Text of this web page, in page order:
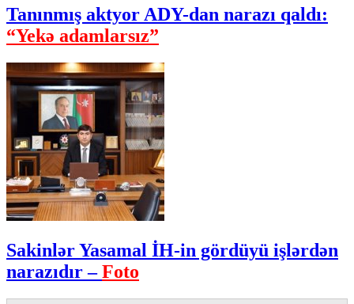
Tanınmış aktyor ADY-dan narazı qaldı:
“Yekə adamlarsız”
Sakinlər Yasamal İH-in gördüyü işlərdən
narazıdır –Foto